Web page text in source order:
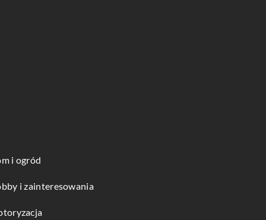
i ogród
i zainteresowania